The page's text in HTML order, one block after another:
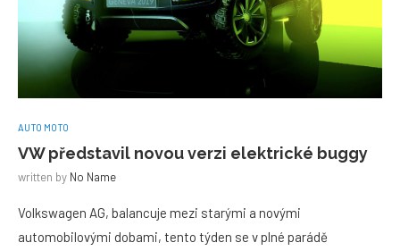
AUTO MOTO
VW představil novou verzi elektrické buggy
written by No Name
Volkswagen AG, balancuje mezi starými a novými
automobilovými dobami, tento týden se v plné parádě